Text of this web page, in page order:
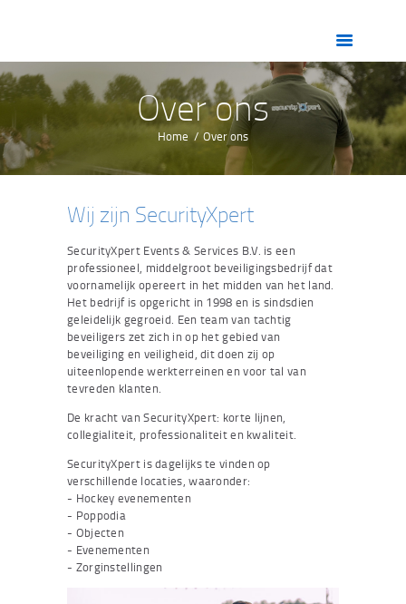
Over ons
Home Over ons
DIENSTEN
ZORG
VACATURES
CONTACT
Wij zijn SecurityXpert
SecurityXpert Events & Services B.V. is een
professioneel, middelgroot beveiligingsbedrijf dat
voornamelijk opereert in het midden van het land.
Het bedrijf is opgericht in 1998 en is sindsdien
geleidelijk gegroeid. Een team van tachtig
beveiligers zet zich in op het gebied van
beveiliging en veiligheid, dit doen zij op
uiteenlopende werkterreinen en voor tal van
tevreden klanten.
De kracht van SecurityXpert: korte lijnen,
collegialiteit, professionaliteit en kwaliteit.
SecurityXpert is dagelijks te vinden op
verschillende locaties, waaronder:
- Hockey evenementen
- Poppodia
- Objecten
- Evenementen
- Zorginstellingen